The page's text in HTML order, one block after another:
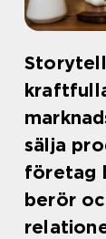
sälja
företag
berör